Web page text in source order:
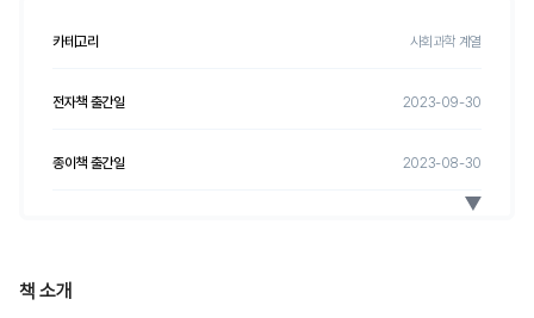
카테고리 사회과학 계열
전자책 출간일 2023-09-30
종이책 출간일 2023-08-30
종이책 ISBN
책 소개